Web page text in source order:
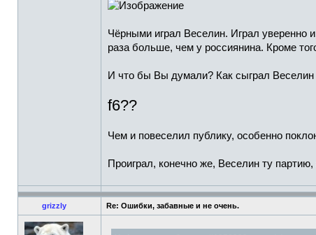
Чёрными играл Веселин. Играл уверенно
раза больше, чем у россиянина. Кроме
И что бы Вы думали? Как сыграл Веселин
f6??
Чем и повеселил публику, особенно
Проиграл, конечно же, Веселин ту
grizzly Re: Ошибки, забавные и не очень.